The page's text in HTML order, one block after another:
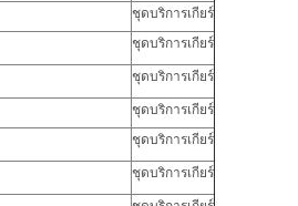
ชุดบริการเกียร์
ชุดบริการเกียร์
ชุดบริการเกียร์
ชุดบริการเกียร์
ชุดบริการเกียร์
ชุดบริการเกียร์